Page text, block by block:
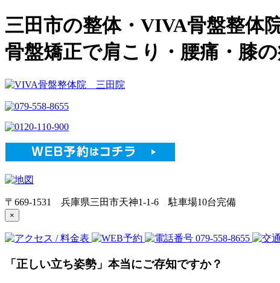
三田市の整体・VIVA骨盤整体
骨盤矯正で肩こり・腰痛・膝
〒669-1531 兵庫県三田市天神1-1-6 駐車場10台完備
×
「正しい立ち姿勢」本当にご存知ですか？